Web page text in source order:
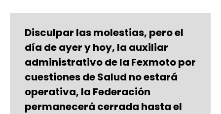
Disculpar las molestias, pero el
día de ayer y hoy, la auxiliar
administrativo de la Fexmoto por
cuestiones de Salud no estará
operativa, la Federación
permanecerá cerrada hasta el